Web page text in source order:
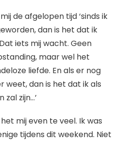
de afgelopen tijd ‘sinds ik
dan is het dat ik
iets mij wacht. Geen
maar wel het
liefde. En als er nog
weet, dan is het dat ik als
zal zijn…’
mij even te veel. Ik was
tijdens dit weekend. Niet